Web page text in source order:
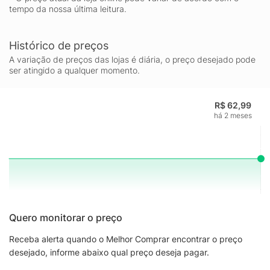
tempo da nossa última leitura.
Histórico de preços
A variação de preços das lojas é diária, o preço desejado pode
ser atingido a qualquer momento.
R$ 62,99
há 2 meses
Quero monitorar o preço
Receba alerta quando o Melhor Comprar encontrar o preço
desejado, informe abaixo qual preço deseja pagar.